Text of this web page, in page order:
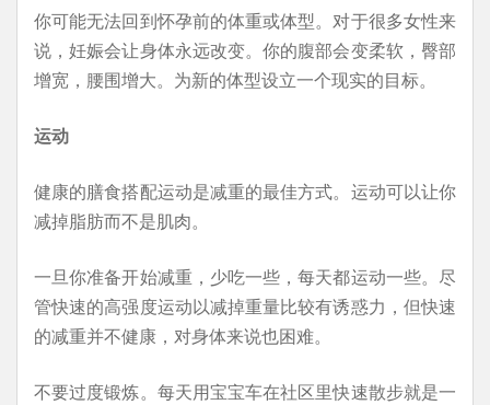
你可能无法回到怀孕前的体重或体型。对于很多女性来
说，妊娠会让身体永远改变。你的腹部会变柔软，臀部
增宽，腰围增大。为新的体型设立一个现实的目标。
运动
健康的膳食搭配运动是减重的最佳方式。运动可以让你
减掉脂肪而不是肌肉。
一旦你准备开始减重，少吃一些，每天都运动一些。尽
管快速的高强度运动以减掉重量比较有诱惑力，但快速
的减重并不健康，对身体来说也困难。
不要过度锻炼。每天用宝宝车在社区里快速散步就是一